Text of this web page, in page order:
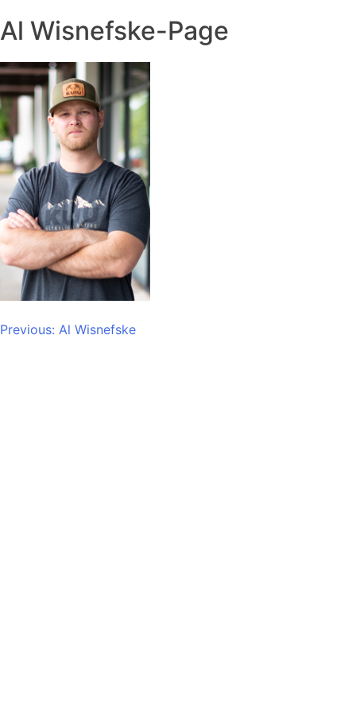
Al Wisnefske-Page
Post
Previous: Al Wisnefske